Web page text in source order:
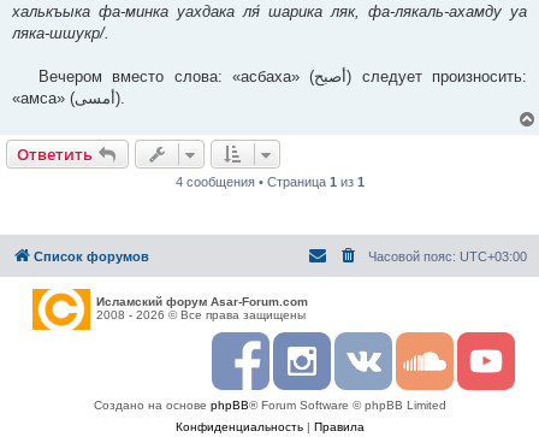
халькъыка фа-минка уахдака ля́ шарика ляк, фа-лякаль-ахамду уа
ляка-шшукр/.
Вечером вместо слова: «асбаха» (أصبح) следует произносить:
«амса» (أمسى).
Ответить
4 сообщения • Страница 1 из 1
Список форумов Часовой пояс: UTC+03:00
Исламский форум Asar-Forum.com
2008 - 2026 © Все права защищены
F
c
e
o
I
s
t
a
g
R
S
S
u
n
Y
u
Создано на основе phpBB® Forum Software © phpBB Limited
Конфиденциальность| Правила